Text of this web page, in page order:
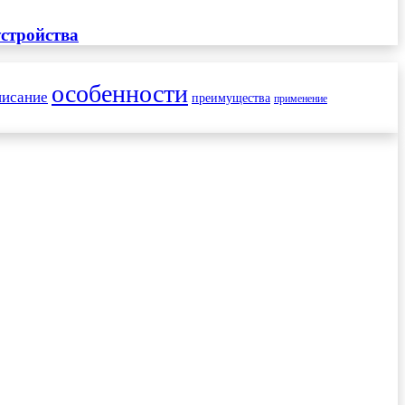
особенности преимущества применение